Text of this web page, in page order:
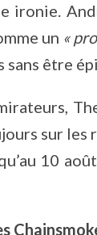
ironie.
un «
sans être
sur les
10